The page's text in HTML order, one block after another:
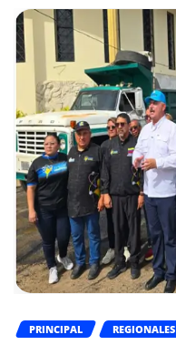
PRINCIPAL REGIONALES